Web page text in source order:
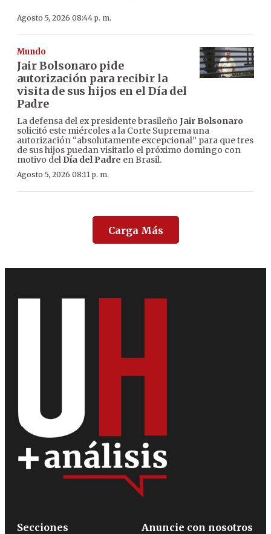
Agosto 5, 2026 08:44 p. m.
Mundo
Jair Bolsonaro pide
autorización para recibir la
visita de sus hijos en el Día del
Padre
La defensa del ex presidente brasileño Jair Bolsonaro
solicitó este miércoles a la Corte Suprema una
autorización “absolutamente excepcional” para que tres
de sus hijos puedan visitarlo el próximo domingo con
motivo del Día del Padre en Brasil.
Agosto 5, 2026 08:11 p. m.
Carga Más
Secciones
Anuncie con nosotros